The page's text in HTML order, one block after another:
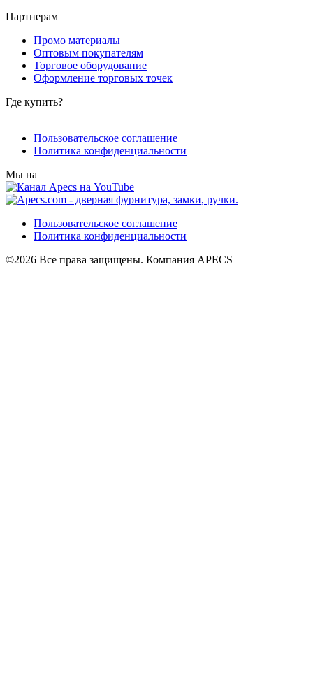
Партнерам
Промо материалы
Оптовым покупателям
Торговое оборудование
Оформление торговых точек
Где купить?
Пользовательское соглашение
Политика конфиденциальности
Мы на
Пользовательское соглашение
Политика конфиденциальности
©2026 Все права защищены. Компания APECS